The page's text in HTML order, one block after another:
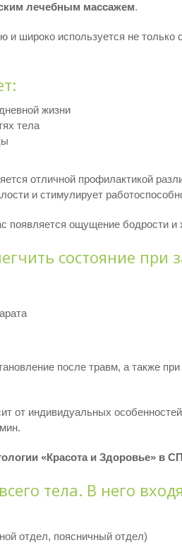
лечебным массажем.
и широко используется не только
жизни
тела
отличной профилактикой
и стимулирует
ощущение бодрости и
состояние при
после травм, а также
от индивидуальных
«Красота и Здоровье» в
тела. В него
отдел, поясничный отдел)